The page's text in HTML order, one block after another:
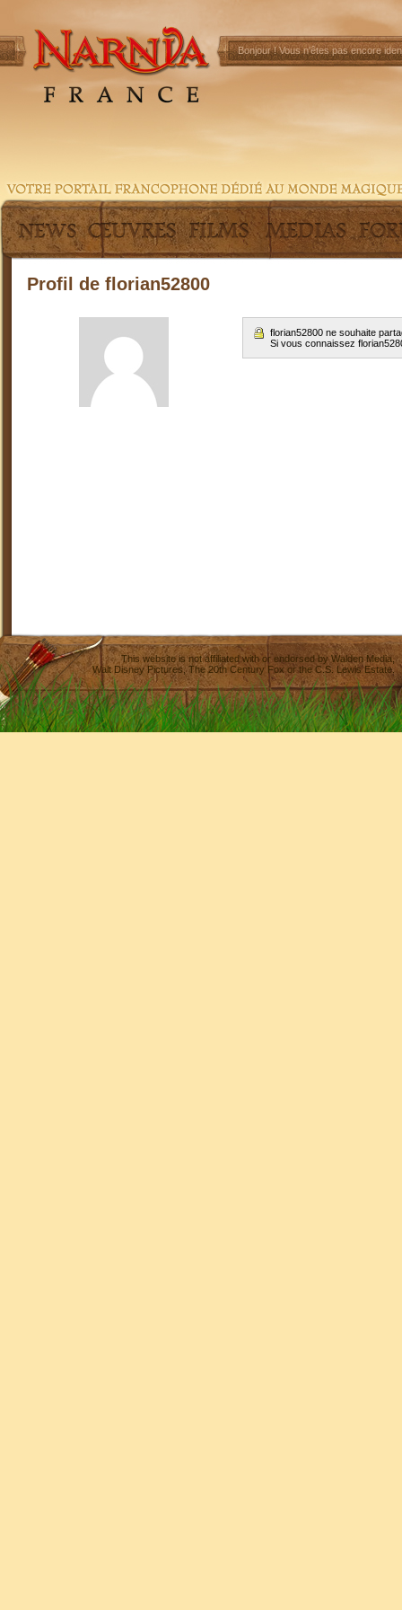
Bonjour !Vous n'êtes pas encore
Profil de florian52800
florian52800 ne souhaite
Si vous connaissez
This website is not affiliated with or endorsed byWalden Media
Walt Disney Pictures,The 20th Century Fox or the C.S. Lewis Estate.